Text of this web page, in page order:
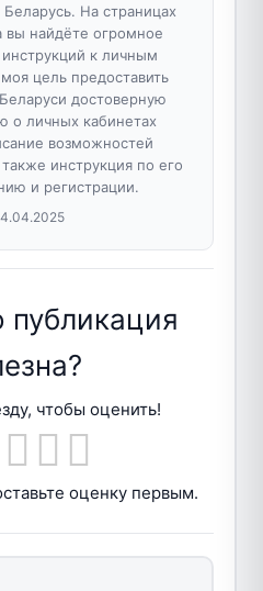
На страницах
вы найдёте огромное
инструкций к личным
цель предоставить
достоверную
о личных кабинетах
возможностей
инструкция по его
и регистрации.
публикация
чтобы оценить!
оценку первым.